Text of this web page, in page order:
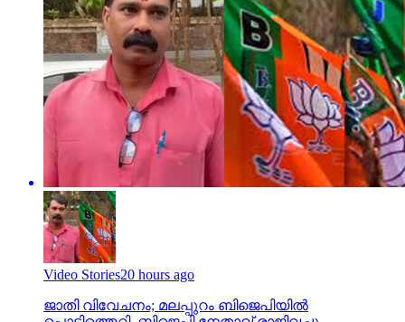
Video Stories20 hours ago
ജാതി വിവേചനം; മലപ്പുറം ബിജെപിയില്‍